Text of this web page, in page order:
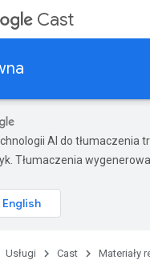
Cast
AI do tłumaczenia
Tłumaczenia
Usługi Cast Materiały